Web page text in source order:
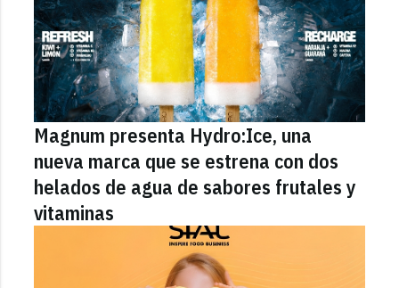
Magnum presenta Hydro:Ice, una
nueva marca que se estrena con dos
helados de agua de sabores frutales y
vitaminas